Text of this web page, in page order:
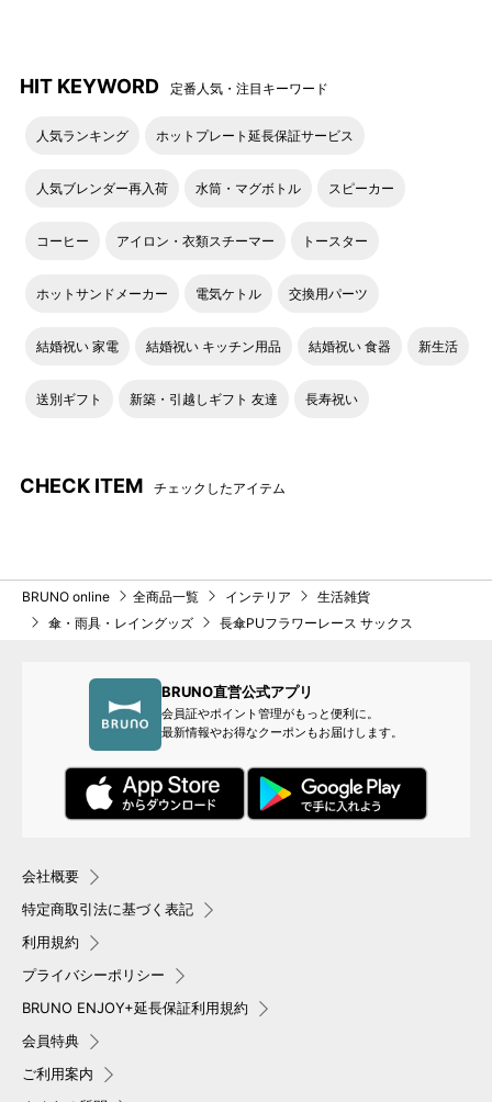
HIT KEYWORD 定番人気・注目キーワード
人気ランキング ホットプレート延長保証サービス
人気ブレンダー再入荷 水筒・マグボトル スピーカー
コーヒー アイロン・衣類スチーマー トースター
ホットサンドメーカー 電気ケトル 交換用パーツ
結婚祝い 家電 結婚祝い キッチン用品 結婚祝い 食器 新生活
送別ギフト 新築・引越しギフト 友達 長寿祝い
CHECK ITEM チェックしたアイテム
BRUNO online 全商品一覧 インテリア
生活雑貨
傘・雨具・レイングッズ
長傘PUフラワーレース サックス
BRUNO直営公式アプリ
会員証やポイント管理がもっと便利に。
最新情報やお得なクーポンもお届けします。
会社概要
特定商取引法に基づく表記
利用規約
プライバシーポリシー
BRUNO ENJOY+延長保証利用規約
会員特典
ご利用案内